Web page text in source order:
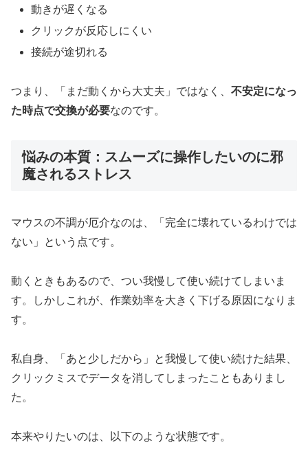
動きが遅くなる
クリックが反応しにくい
接続が途切れる
つまり、「まだ動くから大丈夫」ではなく、 不安定になっ
た時点で交換が必要なのです。
悩みの本質：スムーズに操作したいのに邪
魔されるストレス
マウスの不調が厄介なのは、「完全に壊れているわけでは
ない」という点です。
動くときもあるので、つい我慢して使い続けてしまいま
す。しかしこれが、作業効率を大きく下げる原因になりま
す。
私自身、「あと少しだから」と我慢して使い続けた結果、
クリックミスでデータを消してしまったこともありまし
た。
本来やりたいのは、以下のような状態です。